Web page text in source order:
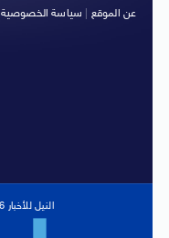
عن الموقع
سياسة الخصوصية
النيل للأخبار 2026 © جميع الحقوق محفوظة.